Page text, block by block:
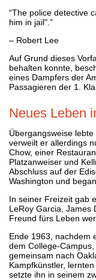
“The police detective
him in jail".”
– Robert Lee
Auf Grund dieses
behalten konnte,
eines Dampfers der
Passagieren der 1.
Neues Leben
Übergangsweise
verweilt er allerdings
Chow, einer
Platzanweiser und
Abschluss auf der
Washington und
In seiner Freizeit gab
LeRoy Garcia, James
Freund fürs Leben
Ende 1963, nachdem
dem College-
gemeinsam nach
Kampfkünstler,
setzte ihn in seinem